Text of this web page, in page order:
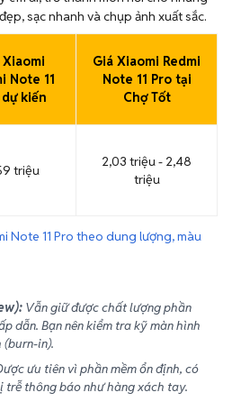
sạc nhanh và chụp ảnh xuất sắc.
Xiaomi
Note 11
kiến
Giá Xiaomi Redmi
Note 11 Pro tại
Chợ Tốt
triệu
2,03 triệu - 2,48
triệu
Note 11 Pro theo dung lượng, màu
Vẫn giữ được chất lượng phần
dẫn. Bạn nên kiểm tra kỹ màn hình
(burn-in).
ưu tiên vì phần mềm ổn định, có
trễ thông báo như hàng xách tay.